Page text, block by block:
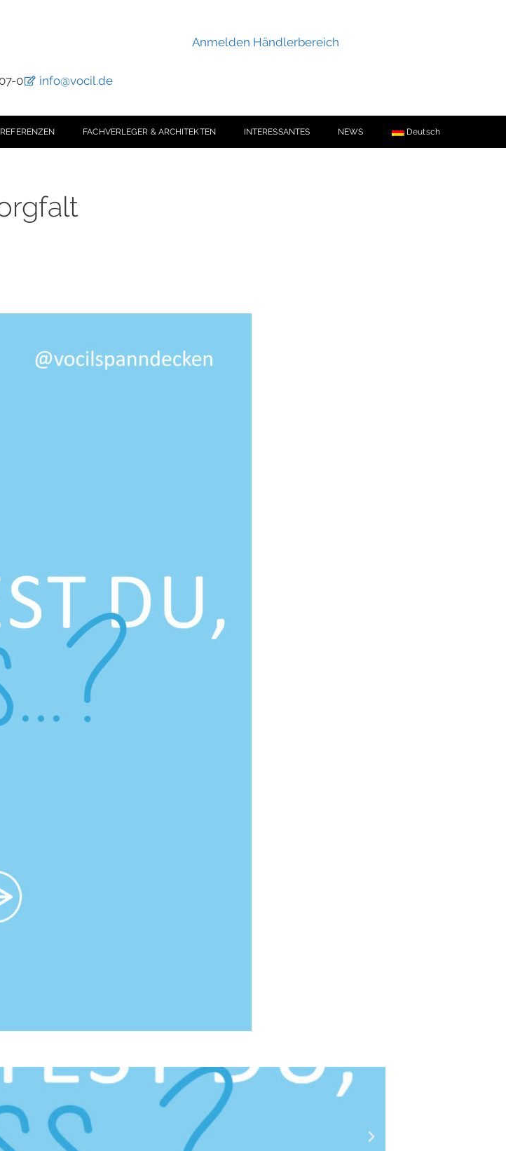
Anmelden Händlerbereich
0 info@vocil.de
REFERENZEN FACHVERLEGER & ARCHITEKTEN INTERESSANTES NEWS Deutsch